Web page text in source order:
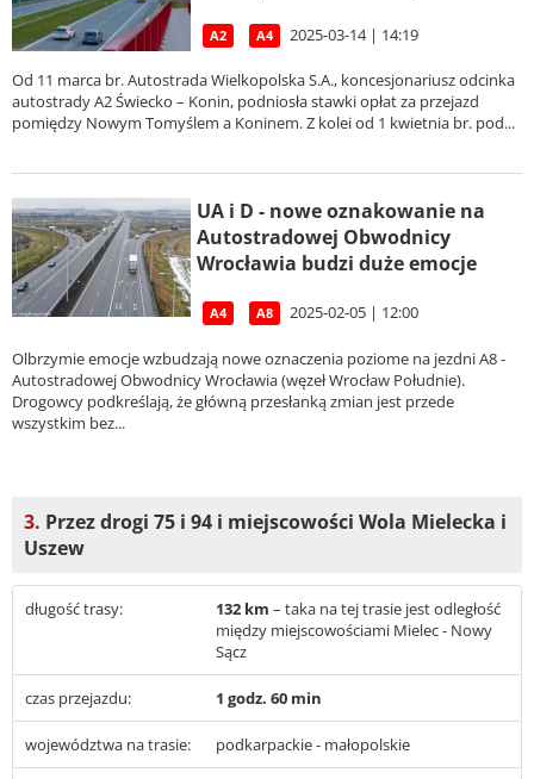
A2 A4 2025-03-14 | 14:19
Od 11 marca br. Autostrada Wielkopolska S.A., koncesjonariusz odcinka
autostrady A2 Świecko – Konin, podniosła stawki opłat za przejazd
pomiędzy Nowym Tomyślem a Koninem. Z kolei od 1 kwietnia br. pod...
UA i D - nowe oznakowanie na
Autostradowej Obwodnicy
Wrocławia budzi duże emocje
A4 A8 2025-02-05 | 12:00
Olbrzymie emocje wzbudzają nowe oznaczenia poziome na jezdni A8 -
Autostradowej Obwodnicy Wrocławia (węzeł Wrocław Południe).
Drogowcy podkreślają, że główną przesłanką zmian jest przede
wszystkim bez...
3. Przez drogi 75 i 94 i miejscowości Wola Mielecka i
Uszew
długość trasy: 132 km – taka na tej trasie jest odległość
między miejscowościami Mielec - Nowy
Sącz
czas przejazdu: 1 godz. 60 min
województwa na trasie: podkarpackie - małopolskie